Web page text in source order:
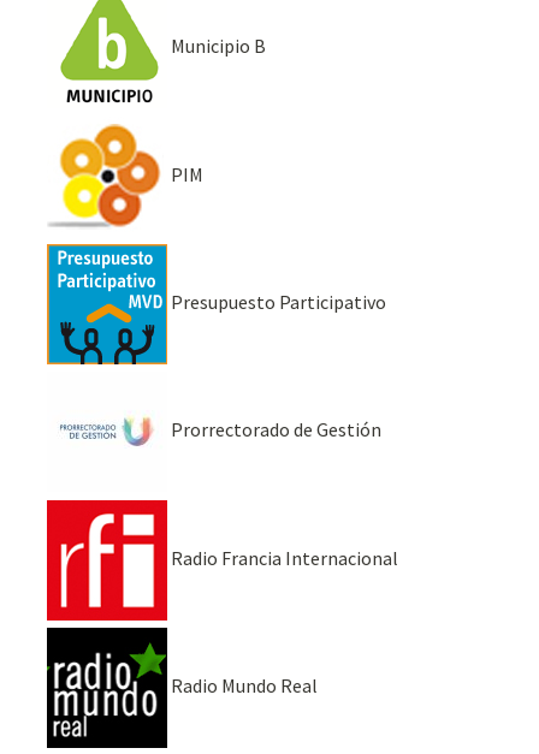
Municipio B
PIM
Presupuesto Participativo
Prorrectorado de Gestión
Radio Francia Internacional
Radio Mundo Real